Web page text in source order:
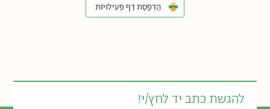
הַדְפָּסַת דַּף פְּעִילוּיוֹת
להגשת כתב יד לחץ/י!